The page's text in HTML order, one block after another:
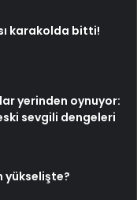
karakolda bitti!
yerinden oynuyor:
sevgili dengeleri
yükselişte?